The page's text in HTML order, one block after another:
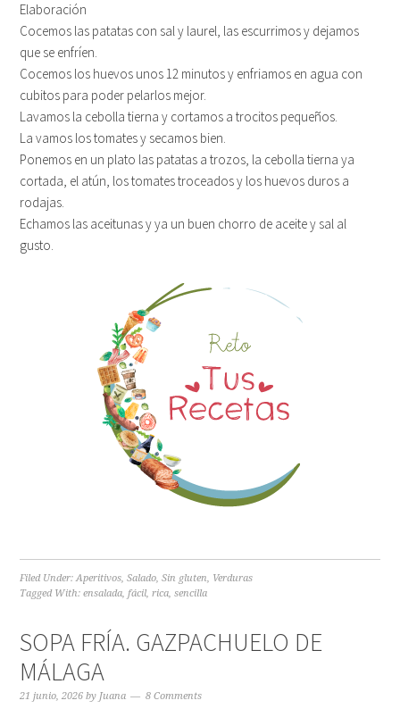
Elaboración
Cocemos las patatas con sal y laurel, las escurrimos y dejamos
que se enfríen.
Cocemos los huevos unos 12 minutos y enfriamos en agua con
cubitos para poder pelarlos mejor.
Lavamos la cebolla tierna y cortamos a trocitos pequeños.
La vamos los tomates y secamos bien.
Ponemos en un plato las patatas a trozos, la cebolla tierna ya
cortada, el atún, los tomates troceados y los huevos duros a
rodajas.
Echamos las aceitunas y ya un buen chorro de aceite y sal al
gusto.
Filed Under:Aperitivos,Salado,Sin gluten, Verduras
Tagged With:ensalada,fácil,rica,sencilla
SOPA FRÍA. GAZPACHUELO DE
MÁLAGA
21 junio, 2026 by Juana 8 Comments